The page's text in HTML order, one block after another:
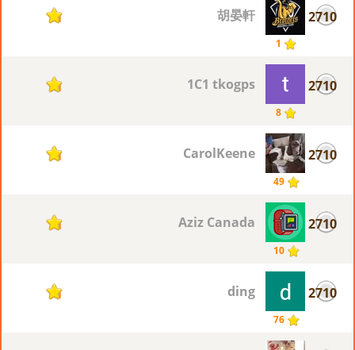
2710
1
胡晏軒
1
2710
8
1C1 tkogps
1
2710
49
CarolKeene
1
2710
10
Aziz Canada
1
2710
76
ding
1